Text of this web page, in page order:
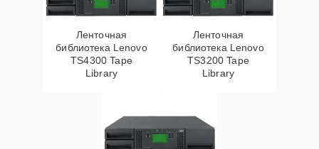
Ленточная
библиотека Lenovo
TS4300 Tape
Library
Ленточная
библиотека Lenovo
TS3200 Tape
Library